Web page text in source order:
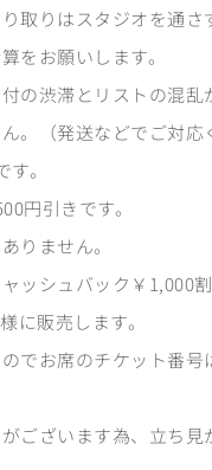
取りはスタジオを通さ
をお願いします。
の渋滞とリストの混乱
。（発送などでご対応
。
円引きです。
りません。
ッシュバック￥1,000
に販売します。
でお席のチケット番号
ございます為、立ち見